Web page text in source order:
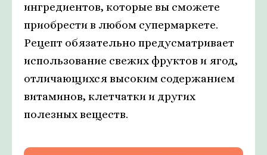
ингредиентов, которые вы сможете
приобрести в любом супермаркете.
Рецепт обязательно предусматривает
использование свежих фруктов и ягод,
отличающихся высоким содержанием
витаминов, клетчатки и других
полезных веществ.